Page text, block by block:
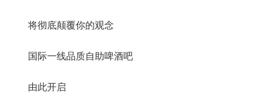
将彻底颠覆你的观念
国际一线品质自助啤酒吧
由此开启